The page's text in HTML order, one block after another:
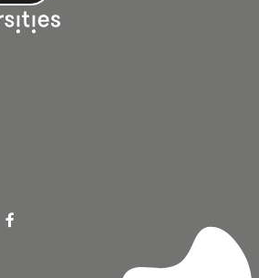
linkedin
on: bluesky
find us on: facebook